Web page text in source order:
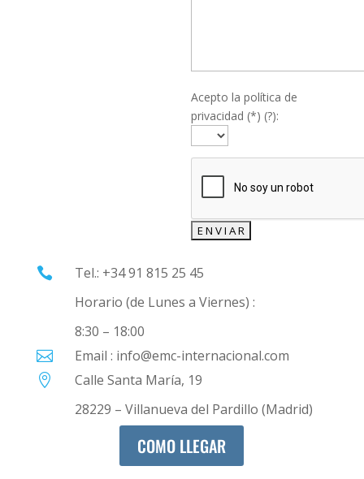
Acepto la política de
privacidad (*) (?):

Tel.: +34 91 815 25 45
Horario (de Lunes a Viernes) :
8:30 – 18:00
 Email : info@emc-internacional.com

Calle Santa María, 19
28229 – Villanueva del Pardillo (Madrid)
COMO LLEGAR